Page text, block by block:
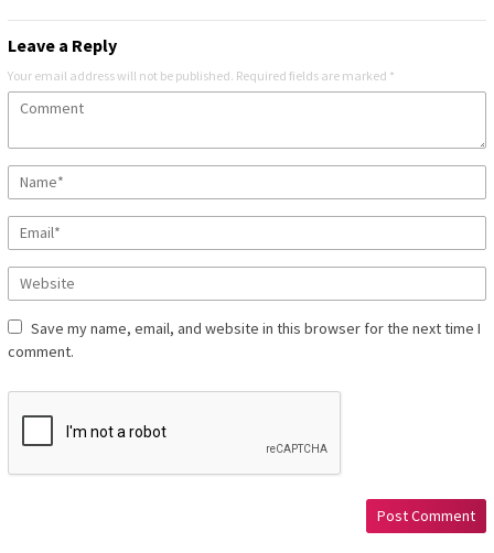
Leave a Reply
Your email address will not be published. Required fields are marked *
Save my name, email, and website in this browser for the next time I
comment.